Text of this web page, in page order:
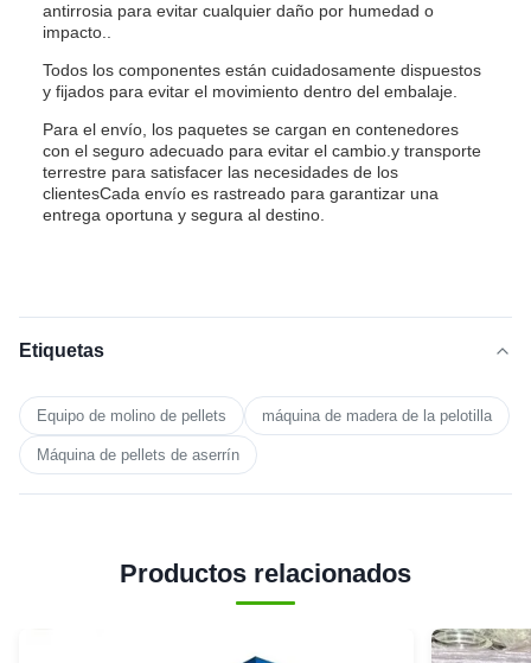
antirrosia para evitar cualquier daño por humedad o
impacto..
Todos los componentes están cuidadosamente dispuestos
y fijados para evitar el movimiento dentro del embalaje.
Para el envío, los paquetes se cargan en contenedores
con el seguro adecuado para evitar el cambio.y transporte
terrestre para satisfacer las necesidades de los
clientesCada envío es rastreado para garantizar una
entrega oportuna y segura al destino.
Etiquetas
Equipo de molino de pellets máquina de madera de la pelotilla
Máquina de pellets de aserrín
Productos relacionados